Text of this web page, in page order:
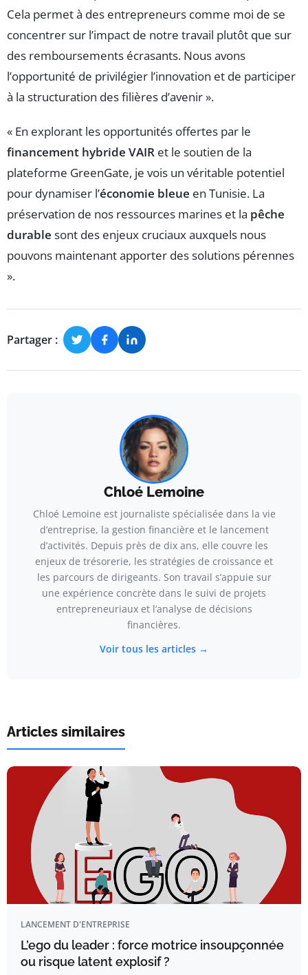
Cela permet à des entrepreneurs comme moi de se
concentrer sur l’impact de notre travail plutôt que sur
des remboursements écrasants. Nous avons
l’opportunité de privilégier l’innovation et de participer
à la structuration des filières d’avenir ».
« En explorant les opportunités offertes par le
financement hybride VAIR et le soutien de la
plateforme GreenGate, je vois un véritable potentiel
pour dynamiser l’économie bleue en Tunisie. La
préservation de nos ressources marines et la pêche
durable sont des enjeux cruciaux auxquels nous
pouvons maintenant apporter des solutions pérennes
».
Partager :
Chloé Lemoine
Chloé Lemoine est journaliste spécialisée dans la vie
d’entreprise, la gestion financière et le lancement
d’activités. Depuis près de dix ans, elle couvre les
enjeux de trésorerie, les stratégies de croissance et
les parcours de dirigeants. Son travail s’appuie sur
une expérience concrète dans le suivi de projets
entrepreneuriaux et l’analyse de décisions
financières.
Voir tous les articles →
Articles similaires
LANCEMENT D'ENTREPRISE
L’ego du leader : force motrice insoupçonnée
ou risque latent explosif ?